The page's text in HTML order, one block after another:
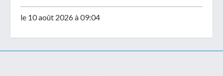
le 10 août 2026 à 09:04